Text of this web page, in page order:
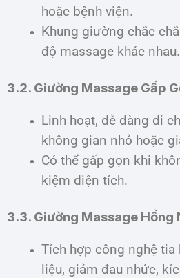
hoặc bệnh viện.
Khung giường chắc
độ massage khác nhau.
3.2. Giường Massage Gấp
Linh hoạt, dễ dàng di
không gian nhỏ hoặc
Có thể gấp gọn khi
kiệm diện tích.
3.3. Giường Massage Hồng
Tích hợp công nghệ
liệu, giảm đau nhức,